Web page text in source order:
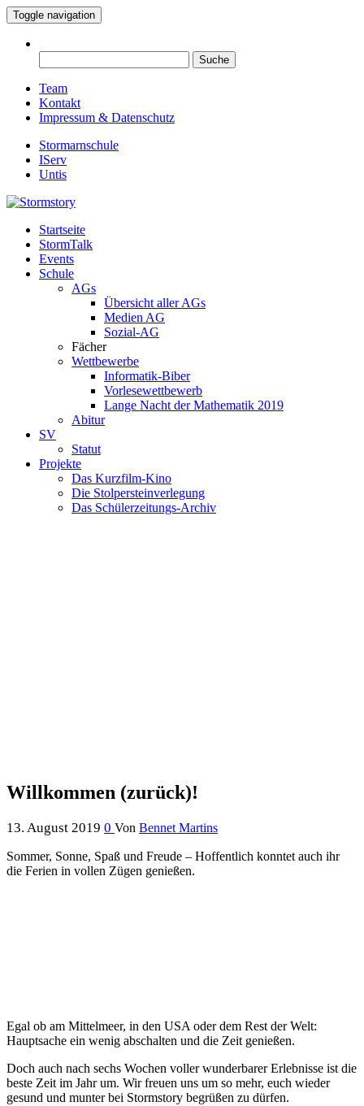
Toggle navigation
nach:
Team
Kontakt
Impressum & Datenschutz
Stormarnschule
IServ
Untis
Stormstory
Eure digitale Schülerzeitung
Startseite
StormTalk
Events
Schule
AGs
Übersicht aller AGs
Medien AG
Sozial-AG
Fächer
Wettbewerbe
Informatik-Biber
Vorlesewettbewerb
Lange Nacht der Mathematik 2019
Abitur
SV
Statut
Projekte
Das Kurzfilm-Kino
Die Stolpersteinverlegung
Das Schülerzeitungs-Archiv
Willkommen (zurück)!
13. August 2019 0 Von Bennet Martins
Sommer, Sonne, Spaß und Freude – Hoffentlich konntet auch ihr
die Ferien in vollen Zügen genießen.
Egal ob am Mittelmeer, in den USA oder dem Rest der Welt:
Hauptsache ein wenig abschalten und die Zeit genießen.
Doch auch nach sechs Wochen voller wunderbarer Erlebnisse ist die
beste Zeit im Jahr um. Wir freuen uns um so mehr, euch wieder
gesund und munter bei Stormstory begrüßen zu dürfen.